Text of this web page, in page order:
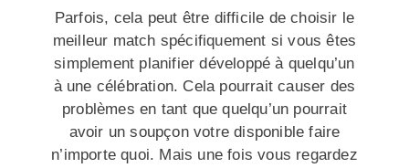
Parfois, cela peut être difficile de choisir le
meilleur match spécifiquement si vous êtes
simplement planifier développé à quelqu’un
à une célébration. Cela pourrait causer des
problèmes en tant que quelqu’un pourrait
avoir un soupçon votre disponible faire
n’importe quoi. Mais une fois vous regardez